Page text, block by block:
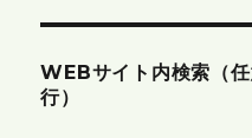
WEBサイト内検索（
行）